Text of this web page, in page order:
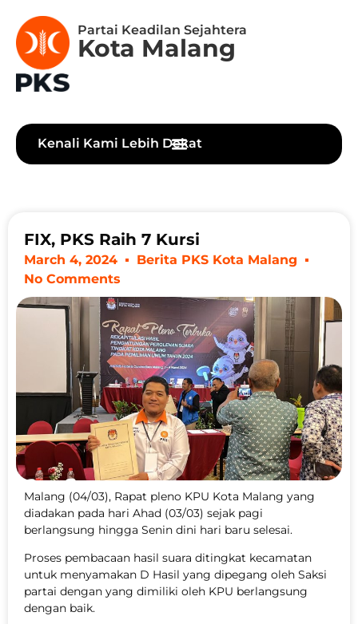
Partai Keadilan Sejahtera
Kota Malang
Kenali Kami Lebih Dekat
FIX, PKS Raih 7 Kursi
March 4, 2024
Berita PKS Kota Malang
No Comments
Malang (04/03), Rapat pleno KPU Kota Malang yang
diadakan pada hari Ahad (03/03) sejak pagi
berlangsung hingga Senin dini hari baru selesai.
Proses pembacaan hasil suara ditingkat kecamatan
untuk menyamakan D Hasil yang dipegang oleh Saksi
partai dengan yang dimiliki oleh KPU berlangsung
dengan baik.